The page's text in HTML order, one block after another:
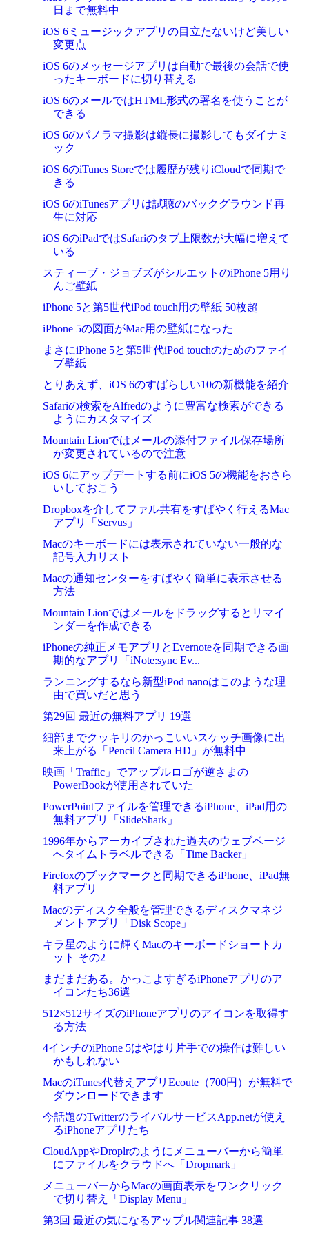
日まで無料中
iOS 6ミュージックアプリの目立たないけど美しい
変更点
iOS 6のメッセージアプリは自動で最後の会話で使
ったキーボードに切り替える
iOS 6のメールではHTML形式の署名を使うことが
できる
iOS 6のパノラマ撮影は縦長に撮影してもダイナミ
ック
iOS 6のiTunes Storeでは履歴が残りiCloudで同期で
きる
iOS 6のiTunesアプリは試聴のバックグラウンド再
生に対応
iOS 6のiPadではSafariのタブ上限数が大幅に増えて
いる
スティーブ・ジョブズがシルエットのiPhone 5用り
んご壁紙
iPhone 5と第5世代iPod touch用の壁紙 50枚超
iPhone 5の図面がMac用の壁紙になった
まさにiPhone 5と第5世代iPod touchのためのファイ
ブ壁紙
とりあえず、iOS 6のすばらしい10の新機能を紹介
Safariの検索をAlfredのように豊富な検索ができる
ようにカスタマイズ
Mountain Lionではメールの添付ファイル保存場所
が変更されているので注意
iOS 6にアップデートする前にiOS 5の機能をおさら
いしておこう
Dropboxを介してファル共有をすばやく行えるMac
アプリ「Servus」
Macのキーボードには表示されていない一般的な
記号入力リスト
Macの通知センターをすばやく簡単に表示させる
方法
Mountain Lionではメールをドラッグするとリマイ
ンダーを作成できる
iPhoneの純正メモアプリとEvernoteを同期できる画
期的なアプリ「iNote:sync Ev...
ランニングするなら新型iPod nanoはこのような理
由で買いだと思う
第29回 最近の無料アプリ 19選
細部までクッキリのかっこいいスケッチ画像に出
来上がる「Pencil Camera HD」が無料中
映画「Traffic」でアップルロゴが逆さまの
PowerBookが使用されていた
PowerPointファイルを管理できるiPhone、iPad用の
無料アプリ「SlideShark」
1996年からアーカイブされた過去のウェブページ
へタイムトラベルできる「Time Backer」
Firefoxのブックマークと同期できるiPhone、iPad無
料アプリ
Macのディスク全般を管理できるディスクマネジ
メントアプリ「Disk Scope」
キラ星のように輝くMacのキーボードショートカ
ット その2
まだまだある。かっこよすぎるiPhoneアプリのア
イコンたち36選
512×512サイズのiPhoneアプリのアイコンを取得す
る方法
4インチのiPhone 5はやはり片手での操作は難しい
かもしれない
MacのiTunes代替えアプリEcoute（700円）が無料で
ダウンロードできます
今話題のTwitterのライバルサービスApp.netが使え
るiPhoneアプリたち
CloudAppやDroplrのようにメニューバーから簡単
にファイルをクラウドへ「Dropmark」
メニューバーからMacの画面表示をワンクリック
で切り替え「Display Menu」
第3回 最近の気になるアップル関連記事 38選